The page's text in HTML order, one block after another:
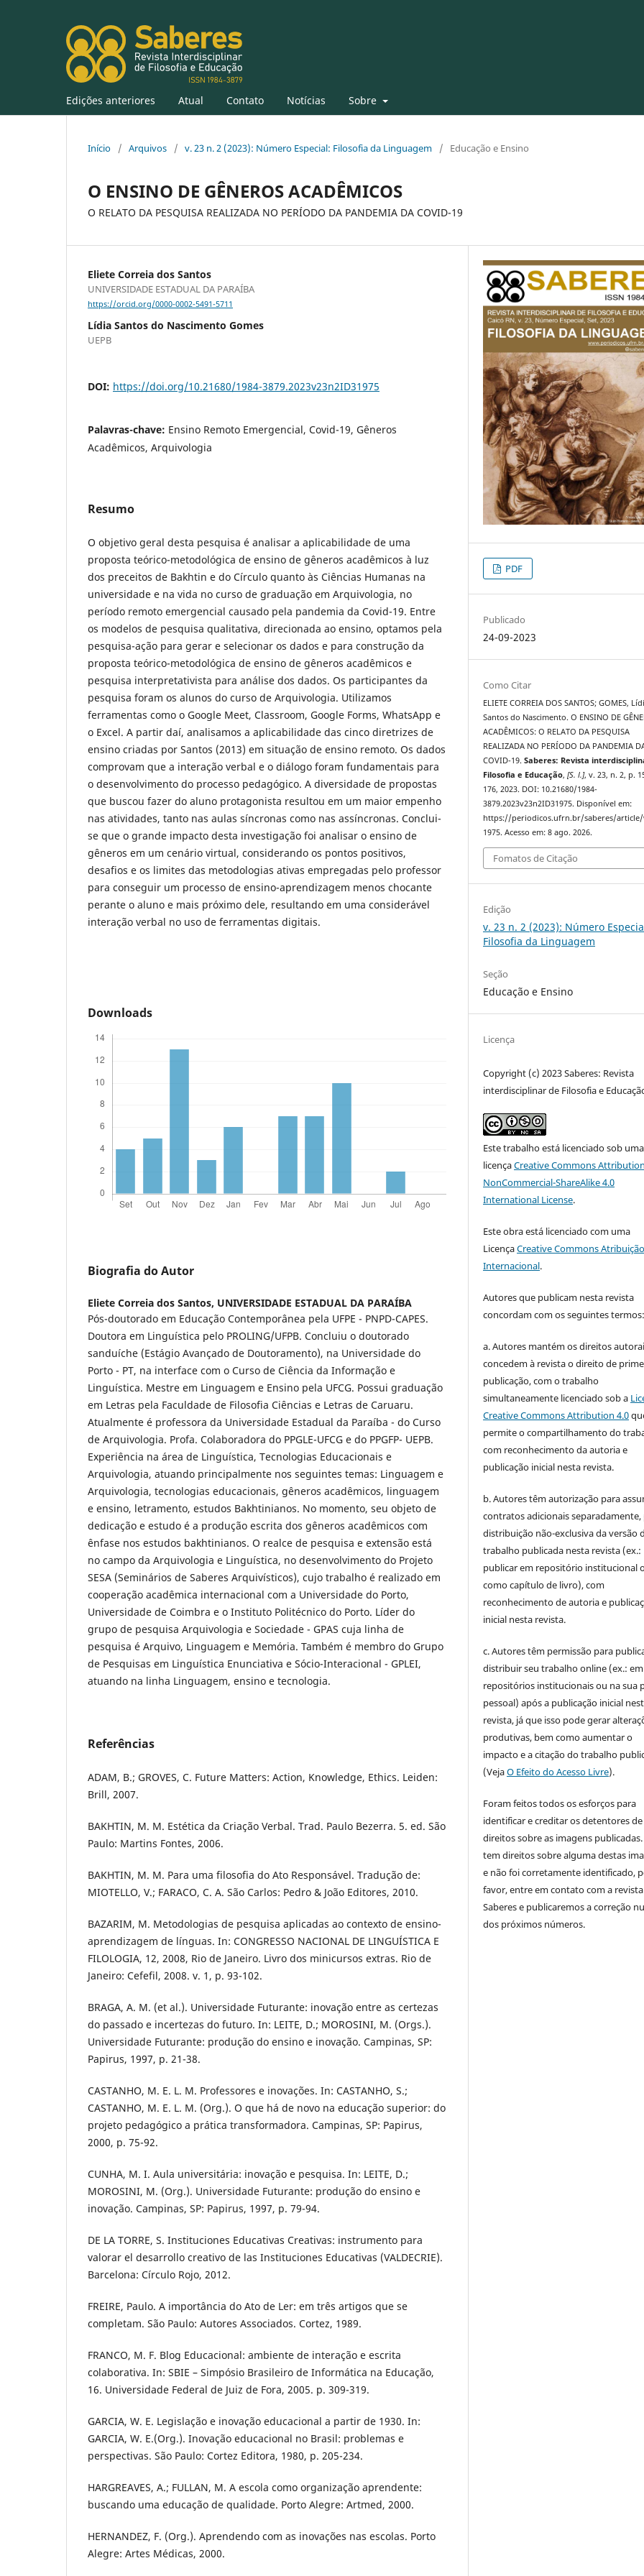
Edições anteriores Atual Contato Notícias Sobre
Início / Arquivos / v. 23 n. 2 (2023): Número Especial: Filosofia da Linguagem / Educação e Ensino
O ENSINO DE GÊNEROS ACADÊMICOS
O RELATO DA PESQUISA REALIZADA NO PERÍODO DA PANDEMIA DA COVID-19
Eliete Correia dos Santos
UNIVERSIDADE ESTADUAL DA PARAÍBA
https://orcid.org/0000-0002-5491-5711
Lídia Santos do Nascimento Gomes
UEPB
DOI: https://doi.org/10.21680/1984-3879.2023v23n2ID31975
Palavras-chave: Ensino Remoto Emergencial, Covid-19, Gêneros
Acadêmicos, Arquivologia
Resumo
O objetivo geral desta pesquisa é analisar a aplicabilidade de uma
proposta teórico-metodológica de ensino de gêneros acadêmicos à luz
dos preceitos de Bakhtin e do Círculo quanto às Ciências Humanas na
universidade e na vida no curso de graduação em Arquivologia, no
período remoto emergencial causado pela pandemia da Covid-19. Entre
os modelos de pesquisa qualitativa, direcionada ao ensino, optamos pela
pesquisa-ação para gerar e selecionar os dados e para construção da
proposta teórico-metodológica de ensino de gêneros acadêmicos e
pesquisa interpretativista para análise dos dados. Os participantes da
pesquisa foram os alunos do curso de Arquivologia. Utilizamos
ferramentas como o Google Meet, Classroom, Google Forms, WhatsApp e
o Excel. A partir daí, analisamos a aplicabilidade das cinco diretrizes de
ensino criadas por Santos (2013) em situação de ensino remoto. Os dados
comprovam que a interação verbal e o diálogo foram fundamentais para
o desenvolvimento do processo pedagógico. A diversidade de propostas
que buscou fazer do aluno protagonista resultou em um maior empenho
nas atividades, tanto nas aulas síncronas como nas assíncronas. Conclui-
se que o grande impacto desta investigação foi analisar o ensino de
gêneros em um cenário virtual, considerando os pontos positivos,
desafios e os limites das metodologias ativas empregadas pelo professor
para conseguir um processo de ensino-aprendizagem menos chocante
perante o aluno e mais próximo dele, resultando em uma considerável
interação verbal no uso de ferramentas digitais.
Downloads
Biografia do Autor
Eliete Correia dos Santos, UNIVERSIDADE ESTADUAL DA PARAÍBA
Pós-doutorado em Educação Contemporânea pela UFPE - PNPD-CAPES.
Doutora em Linguística pelo PROLING/UFPB. Concluiu o doutorado
sanduíche (Estágio Avançado de Doutoramento), na Universidade do
Porto - PT, na interface com o Curso de Ciência da Informação e
Linguística. Mestre em Linguagem e Ensino pela UFCG. Possui graduação
em Letras pela Faculdade de Filosofia Ciências e Letras de Caruaru.
Atualmente é professora da Universidade Estadual da Paraíba - do Curso
de Arquivologia. Profa. Colaboradora do PPGLE-UFCG e do PPGFP- UEPB.
Experiência na área de Linguística, Tecnologias Educacionais e
Arquivologia, atuando principalmente nos seguintes temas: Linguagem e
Arquivologia, tecnologias educacionais, gêneros acadêmicos, linguagem
e ensino, letramento, estudos Bakhtinianos. No momento, seu objeto de
dedicação e estudo é a produção escrita dos gêneros acadêmicos com
ênfase nos estudos bakhtinianos. O realce de pesquisa e extensão está
no campo da Arquivologia e Linguística, no desenvolvimento do Projeto
SESA (Seminários de Saberes Arquivísticos), cujo trabalho é realizado em
cooperação acadêmica internacional com a Universidade do Porto,
Universidade de Coimbra e o Instituto Politécnico do Porto. Líder do
grupo de pesquisa Arquivologia e Sociedade - GPAS cuja linha de
pesquisa é Arquivo, Linguagem e Memória. Também é membro do Grupo
de Pesquisas em Linguística Enunciativa e Sócio-Interacional - GPLEI,
atuando na linha Linguagem, ensino e tecnologia.
Referências
ADAM, B.; GROVES, C. Future Matters: Action, Knowledge, Ethics. Leiden:
Brill, 2007.
BAKHTIN, M. M. Estética da Criação Verbal. Trad. Paulo Bezerra. 5. ed. São
Paulo: Martins Fontes, 2006.
BAKHTIN, M. M. Para uma filosofia do Ato Responsável. Tradução de:
MIOTELLO, V.; FARACO, C. A. São Carlos: Pedro & João Editores, 2010.
BAZARIM, M. Metodologias de pesquisa aplicadas ao contexto de ensino-
aprendizagem de línguas. In: CONGRESSO NACIONAL DE LINGUÍSTICA E
FILOLOGIA, 12, 2008, Rio de Janeiro. Livro dos minicursos extras. Rio de
Janeiro: Cefefil, 2008. v. 1, p. 93-102.
BRAGA, A. M. (et al.). Universidade Futurante: inovação entre as certezas
do passado e incertezas do futuro. In: LEITE, D.; MOROSINI, M. (Orgs.).
Universidade Futurante: produção do ensino e inovação. Campinas, SP:
Papirus, 1997, p. 21-38.
CASTANHO, M. E. L. M. Professores e inovações. In: CASTANHO, S.;
CASTANHO, M. E. L. M. (Org.). O que há de novo na educação superior: do
projeto pedagógico a prática transformadora. Campinas, SP: Papirus,
2000, p. 75-92.
CUNHA, M. I. Aula universitária: inovação e pesquisa. In: LEITE, D.;
MOROSINI, M. (Org.). Universidade Futurante: produção do ensino e
inovação. Campinas, SP: Papirus, 1997, p. 79-94.
DE LA TORRE, S. Instituciones Educativas Creativas: instrumento para
valorar el desarrollo creativo de las Instituciones Educativas (VALDECRIE).
Barcelona: Círculo Rojo, 2012.
FREIRE, Paulo. A importância do Ato de Ler: em três artigos que se
completam. São Paulo: Autores Associados. Cortez, 1989.
FRANCO, M. F. Blog Educacional: ambiente de interação e escrita
colaborativa. In: SBIE – Simpósio Brasileiro de Informática na Educação,
16. Universidade Federal de Juiz de Fora, 2005. p. 309-319.
GARCIA, W. E. Legislação e inovação educacional a partir de 1930. In:
GARCIA, W. E.(Org.). Inovação educacional no Brasil: problemas e
perspectivas. São Paulo: Cortez Editora, 1980, p. 205-234.
HARGREAVES, A.; FULLAN, M. A escola como organização aprendente:
buscando uma educação de qualidade. Porto Alegre: Artmed, 2000.
HERNANDEZ, F. (Org.). Aprendendo com as inovações nas escolas. Porto
Alegre: Artes Médicas, 2000.
PDF
Publicado
24-09-2023
Como Citar
ELIETE CORREIA DOS SANTOS; GOMES,
Santos do Nascimento. O ENSINO DE
ACADÊMICOS: O RELATO DA PESQUISA
REALIZADA NO PERÍODO DA PANDEMIA
COVID-19.Saberes: Revista
Filosofia e Educação,[S. l.], v. 23, n. 2, p.
176, 2023. DOI: 10.21680/1984-
3879.2023v23n2ID31975. Disponível em:
https://periodicos.ufrn.br/saberes/
1975. Acesso em: 8 ago. 2026.
Fomatos de Citação
Edição
v. 23 n. 2 (2023): Número
Filosofia da Linguagem
Seção
Educação e Ensino
Licença
Copyright (c) 2023 Saberes: Revista
interdisciplinar de Filosofia e
Este trabalho está licenciado sob uma
licençaCreative Commons
NonCommercial-ShareAlike 4.0
International License.
Este obra está licenciado com uma
LicençaCreative Commons
Internacional.
Autores que publicam nesta revista
concordam com os seguintes termos:
a. Autores mantém os direitos
concedem à revista o direito de
publicação, com o trabalho
simultaneamente licenciado sob a
Creative Commons Attribution 4.0
permite o compartilhamento do
com reconhecimento da autoria e
publicação inicial nesta revista.
b. Autores têm autorização para
contratos adicionais separadamente,
distribuição não-exclusiva da versão
trabalho publicada nesta revista (ex.:
publicar em repositório institucional
como capítulo de livro), com
reconhecimento de autoria e
inicial nesta revista.
c. Autores têm permissão para
distribuir seu trabalho online (ex.: em
repositórios institucionais ou na sua
pessoal) após a publicação inicial
revista, já que isso pode gerar
produtivas, bem como aumentar o
impacto e a citação do trabalho
(VejaO Efeito do Acesso Livre).
Foram feitos todos os esforços para
identificar e creditar os detentores de
direitos sobre as imagens publicadas.
tem direitos sobre alguma destas
e não foi corretamente identificado,
favor, entre em contato com a revista
Saberes e publicaremos a correção
dos próximos números.